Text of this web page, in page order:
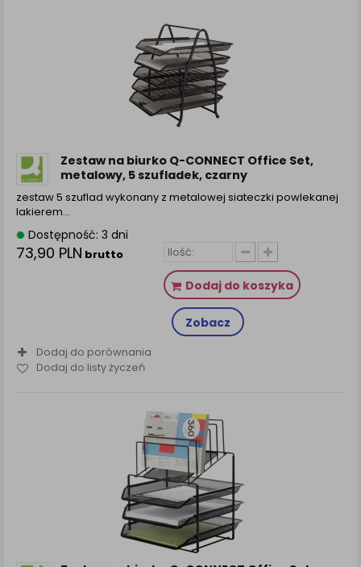
Zestaw na biurko Q-CONNECT Office Set,
metalowy, 5 szufladek, czarny
zestaw 5 szuflad wykonany z metalowej siateczki powlekanej
lakierem…
Dostępność: 3 dni
73,90 PLN brutto
Dodaj do koszyka
Zobacz
Dodaj do porównania
Dodaj do listy życzeń